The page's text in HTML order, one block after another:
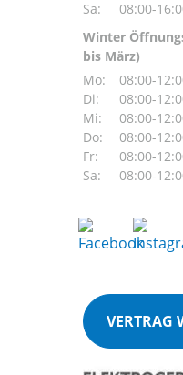
Sa:
08:00-
Winter
bis März)
Mo:
08:00-
Di:
08:00-
Mi:
08:00-
Do:
08:00-
Fr:
08:00-
Sa:
08:00-
VERTRAG